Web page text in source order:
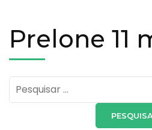
Prelone 11
Pesquisar
por: